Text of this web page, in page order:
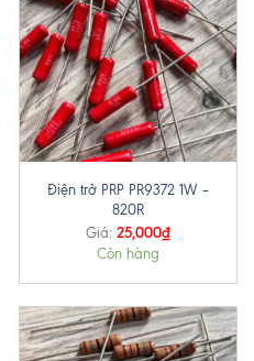
Điện trở PRP PR9372 1W –
820R
Giá: 25,000₫
Còn hàng